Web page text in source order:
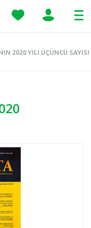
2020 YILI ÜÇÜNCÜ